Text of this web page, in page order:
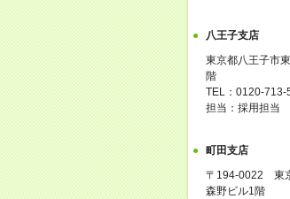
八王子支店
東京都八王子市
階
TEL：0120-713-
担当：採用担当
町田支店
〒194-0022 東
森野ビル1階